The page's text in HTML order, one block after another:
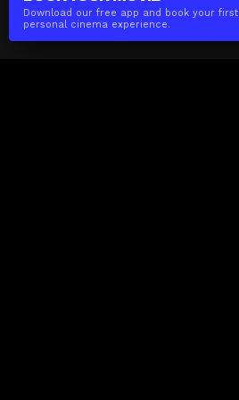
Download our free app and book your first
personal cinema experience.